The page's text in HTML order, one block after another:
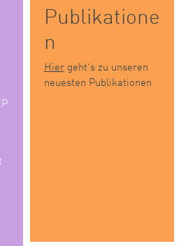
Publikatione
n
Hiergeht’s zu unseren
neuesten Publikationen